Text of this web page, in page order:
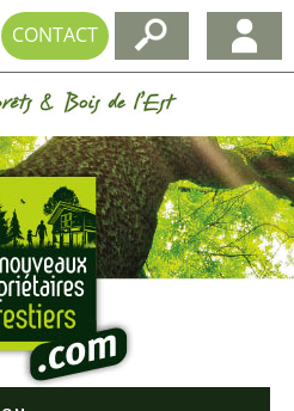
CONTACT